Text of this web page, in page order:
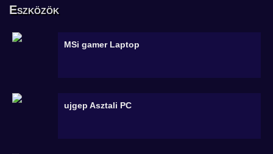
Eszközök
MSi gamer Laptop
ujgep Asztali PC